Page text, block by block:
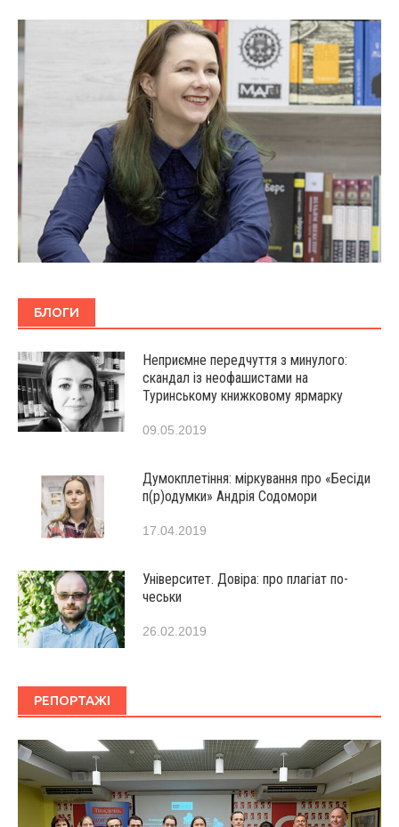
БЛОГИ
Неприємне передчуття з минулого:
скандал із неофашистами на
Туринському книжковому ярмарку
09.05.2019
Думокплетіння: міркування про «Бесіди
п(р)одумки» Андрія Содомори
17.04.2019
Університет. Довіра: про плагіат по-
чеськи
26.02.2019
РЕПОРТАЖІ